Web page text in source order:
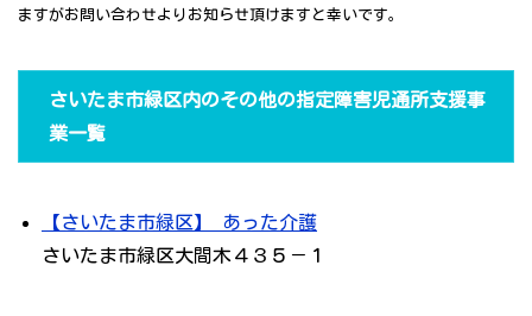
ますがお問い合わせよりお知らせ頂けますと幸いです。
さいたま市緑区内のその他の指定障害児通所支援事
業一覧
【さいたま市緑区】 あった介護
さいたま市緑区大間木４３５－１